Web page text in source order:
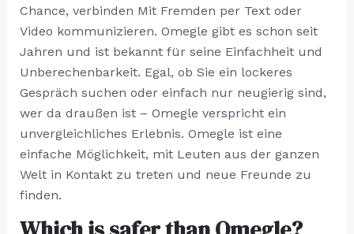
Chance, verbinden Mit Fremden per Text oder
Video kommunizieren. Omegle gibt es schon seit
Jahren und ist bekannt für seine Einfachheit und
Unberechenbarkeit. Egal, ob Sie ein lockeres
Gespräch suchen oder einfach nur neugierig sind,
wer da draußen ist – Omegle verspricht ein
unvergleichliches Erlebnis. Omegle ist eine
einfache Möglichkeit, mit Leuten aus der ganzen
Welt in Kontakt zu treten und neue Freunde zu
finden.